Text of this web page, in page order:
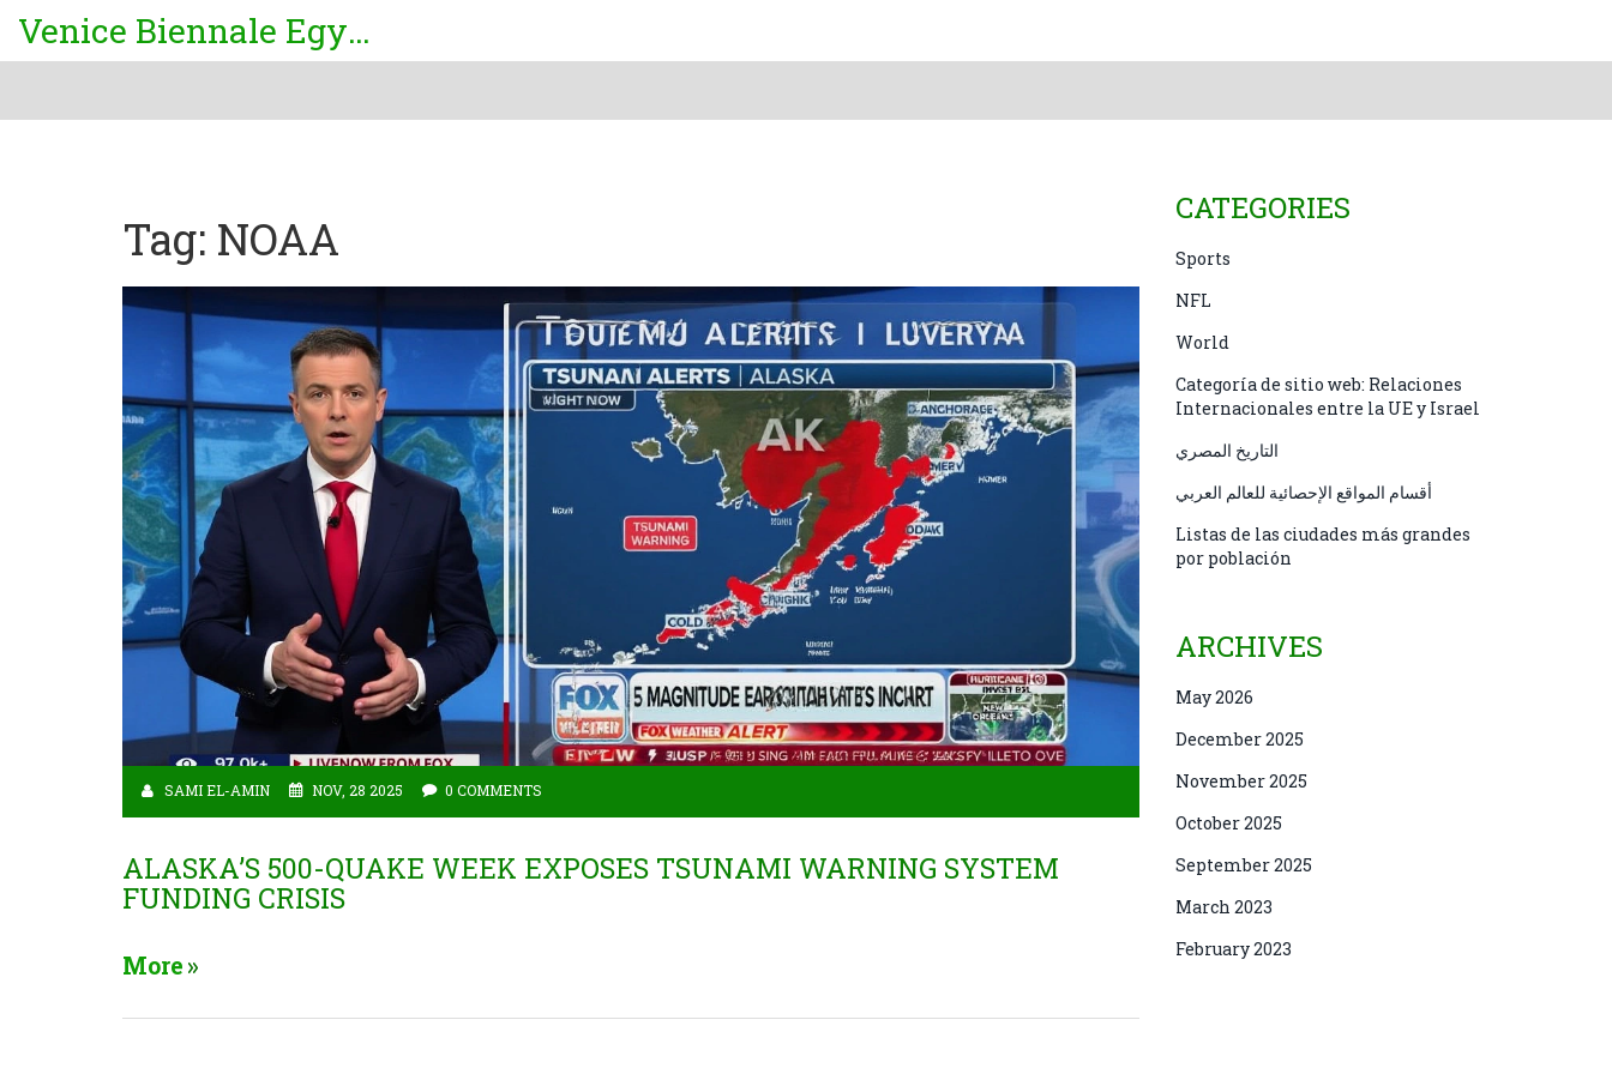
Venice Biennale Egypt
Tag: NOAA
SAMI EL-AMIN NOV, 28 2025 0 COMMENTS
ALASKA’S 500-QUAKE WEEK EXPOSES TSUNAMI WARNING SYSTEM
FUNDING CRISIS
More
CATEGORIES
Sports
NFL
World
Categoría de sitio web: Relaciones
Internacionales entre la UE y Israel
التاريخ المصري
أقسام المواقع الإحصائية للعالم العربي
Listas de las ciudades más grandes
por población
ARCHIVES
May 2026
December 2025
November 2025
October 2025
September 2025
March 2023
February 2023